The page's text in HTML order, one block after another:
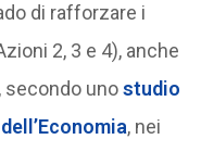
di rafforzare i
2, 3 e 4), anche
secondo unostudio
, nei